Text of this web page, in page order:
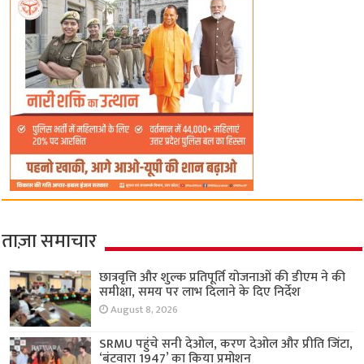
ताज़ा समाचार
छात्रवृत्ति और शुल्क प्रतिपूर्ति योजनाओं की डीएम ने की
समीक्षा, समय पर लाभ दिलाने के दिए निर्देश
August 8, 2026
SRMU पहुंचे सनी देओल, करण देओल और प्रीति जिंटा,
‘बंटवारा 1947’ का किया प्रमोशन